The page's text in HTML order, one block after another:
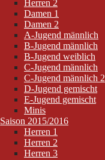
Herren 2
Damen 1
Damen 2
A-Jugend männlich
B-Jugend männlich
B-Jugend weiblich
C-Jugend männlich
C-Jugend männlich 2
D-Jugend gemischt
E-Jugend gemischt
Minis
Saison 2015/2016
Herren 1
Herren 2
Herren 3